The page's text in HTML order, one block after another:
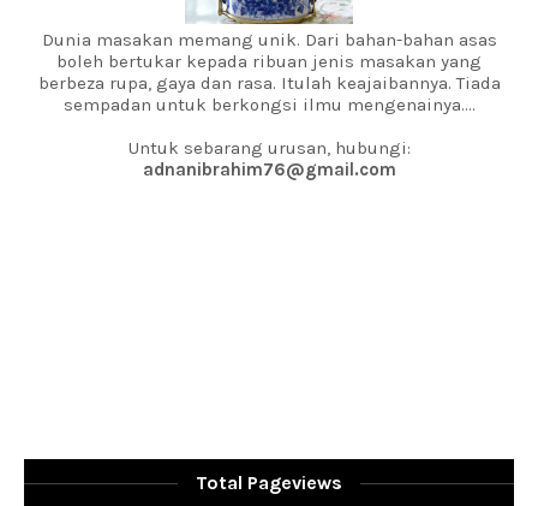
Dunia masakan memang unik. Dari bahan-bahan asas
boleh bertukar kepada ribuan jenis masakan yang
berbeza rupa, gaya dan rasa. Itulah keajaibannya. Tiada
sempadan untuk berkongsi ilmu mengenainya....
Untuk sebarang urusan, hubungi:
adnanibrahim76@gmail.com
Total Pageviews